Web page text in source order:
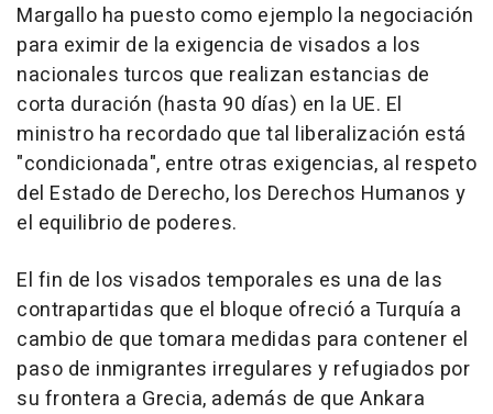
Margallo ha puesto como ejemplo la negociación
para eximir de la exigencia de visados a los
nacionales turcos que realizan estancias de
corta duración (hasta 90 días) en la UE. El
ministro ha recordado que tal liberalización está
"condicionada", entre otras exigencias, al respeto
del Estado de Derecho, los Derechos Humanos y
el equilibrio de poderes.
El fin de los visados temporales es una de las
contrapartidas que el bloque ofreció a Turquía a
cambio de que tomara medidas para contener el
paso de inmigrantes irregulares y refugiados por
su frontera a Grecia, además de que Ankara